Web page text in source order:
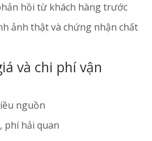
hồi từ khách hàng trước
ảnh thật và chứng nhận chất
và chi phí vận
nguồn
phí hải quan